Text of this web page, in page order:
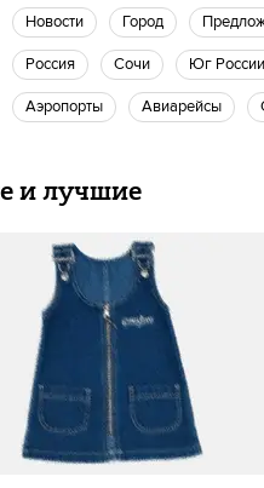
новости город
Россия Сочи Юг России
Аэропорты авиарейсы
и лучшие